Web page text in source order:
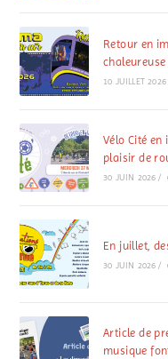
Retour en
10 JUILLET 2026
Vélo Cité
plaisir de
30 JUIN 2026 /
En juillet,
30 JUIN 2026 /
Article de
musique